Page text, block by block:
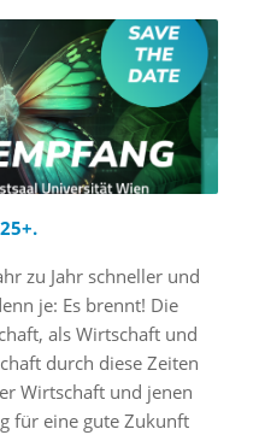
zu Jahr schneller und
je: Es brennt! Die
als Wirtschaft und
durch diese Zeiten
Wirtschaft und jenen
für eine gute Zukunft